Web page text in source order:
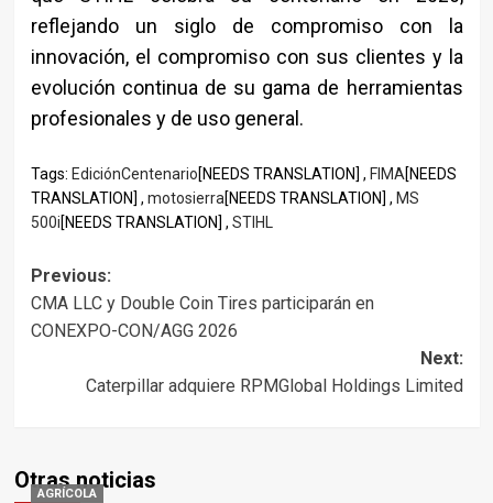
reflejando un siglo de compromiso con la
innovación, el compromiso con sus clientes y la
evolución continua de su gama de herramientas
profesionales y de uso general.
Tags: EdiciónCentenario[NEEDS TRANSLATION] , FIMA[NEEDS
TRANSLATION] , motosierra[NEEDS TRANSLATION] , MS
500i[NEEDS TRANSLATION] , STIHL
Post
navigation
Previous:
CMA LLC y Double Coin Tires participarán en
CONEXPO-CON/AGG 2026
Next:
Caterpillar adquiere RPMGlobal Holdings Limited
Otras noticias
AGRÍCOLA